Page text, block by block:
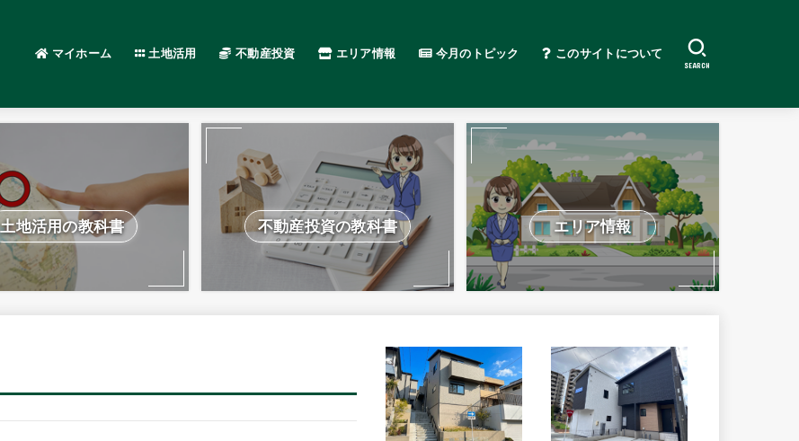
マイホーム 土地活用 不動産投資 エリア情報 今月のトピック このサイトについて
SEARCH
土地活用の教科書 不動産投資の教科書 エリア情報